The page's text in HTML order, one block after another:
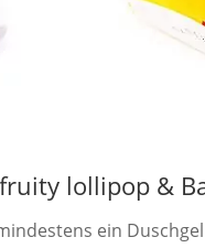
lollipop &
ein